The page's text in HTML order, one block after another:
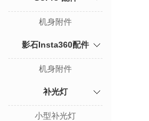
机身附件
影石Insta360配件
机身附件
补光灯
小型补光灯